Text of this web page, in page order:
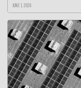
JUNE 1, 2026